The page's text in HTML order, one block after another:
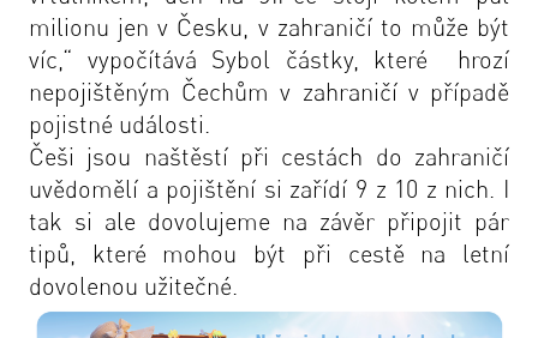
milionu jen v Česku, v zahraničí to může být
víc,“ vypočítává Sybol částky, které hrozí
nepojištěným Čechům v zahraničí v případě
pojistné události.
Češi jsou naštěstí při cestách do zahraničí
uvědomělí a pojištění si zařídí 9 z 10 z nich. I
tak si ale dovolujeme na závěr připojit pár
tipů, které mohou být při cestě na letní
dovolenou užitečné.